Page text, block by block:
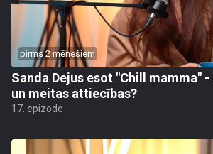
pirms 2 mēnešiem
Sanda Dejus esot "Chill mamma"
un meitas attiecības?
17. epizode